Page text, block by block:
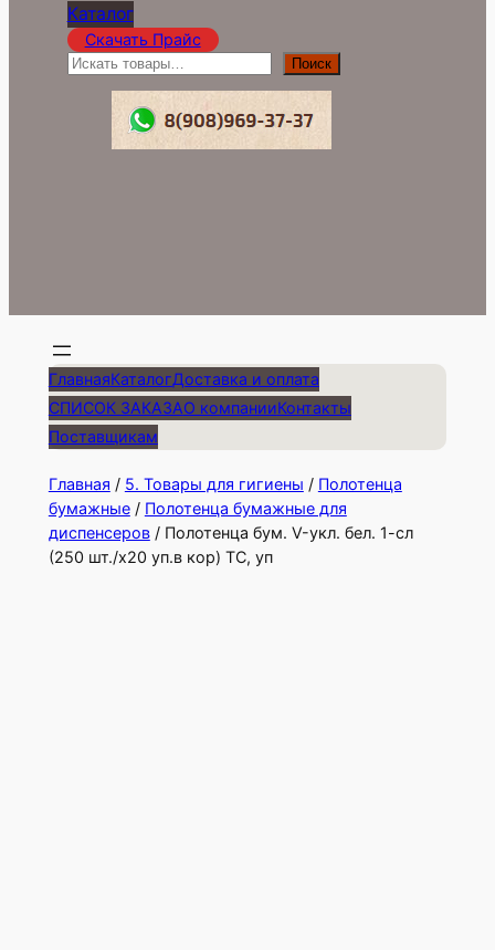
Каталог
Скачать Прайс
П
Поиск
ГлавнаяКаталогДоставка и оплата
СПИСОК ЗАКАЗАО компанииКонтакты
Поставщикам
Главная / 5. Товары для гигиены / Полотенца
бумажные/ Полотенца бумажные для
диспенсеров/ Полотенца бум. V-укл. бел. 1-сл
(250 шт./х20 уп.в кор) ТС, уп